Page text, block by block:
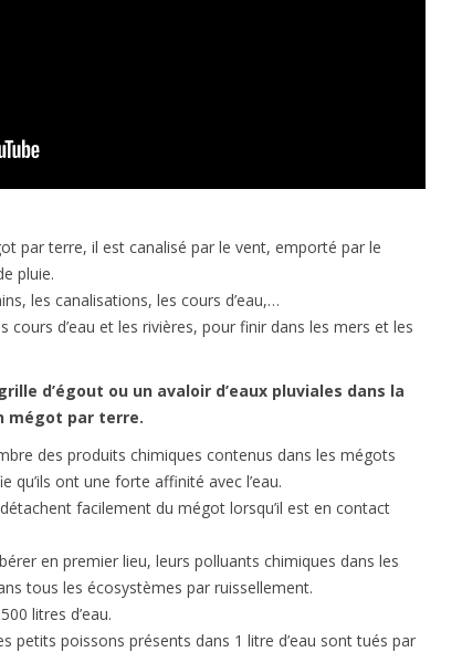
par terre, il est canalisé par le vent, emporté par le
pluie.
les canalisations, les cours d’eau,…
cours d’eau et les rivières, pour finir dans les mers et les
d’égout ou un avaloir d’eaux pluviales dans la
mégot par terre.
des produits chimiques contenus dans les mégots
qu’ils ont une forte affinité avec l’eau.
facilement du mégot lorsqu’il est en contact
en premier lieu, leurs polluants chimiques dans les
tous les écosystèmes par ruissellement.
litres d’eau.
petits poissons présents dans 1 litre d’eau sont tués par